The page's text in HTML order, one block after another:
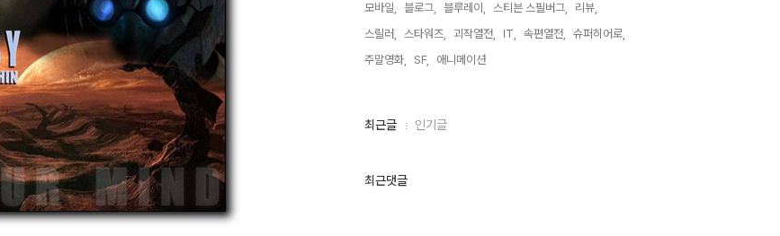
모바일,
블로그, 블루레이, 스티븐 스필버그,
리뷰,
스릴러,
스타워즈, 괴작열전, IT, 속편열전,
슈퍼히어로,
주말영화,
SF, 애니메이션,
최
인
최근글 인기글
최근댓글